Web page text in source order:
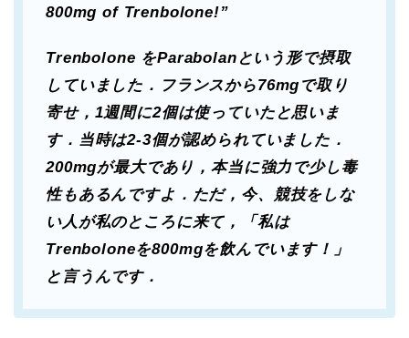
800mg of Trenbolone!”
Trenbolone をParabolanという形で摂取
していました．フランスから76mgで取り
寄せ，1週間に2個は使っていたと思いま
す．当時は2-3個が認められていました．
200mgが最大であり，本当に強力で少し毒
性もあるんですよ．ただ，今、競技をしな
い人が私のところに来て，「私は
Trenboloneを800mgを飲んでいます！」
と言うんです．